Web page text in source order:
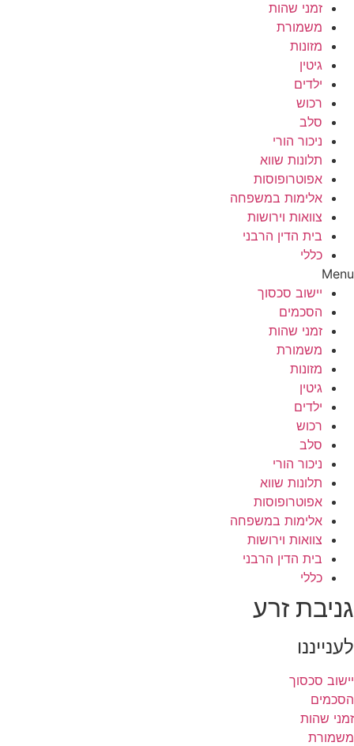
זמני שהות
משמורת
מזונות
גיטין
ילדים
רכוש
סלב
ניכור הורי
תלונות שווא
אפוטרופוסות
אלימות במשפחה
צוואות וירושות
בית הדין הרבני
כללי
Menu
יישוב סכסוך
הסכמים
זמני שהות
משמורת
מזונות
גיטין
ילדים
רכוש
סלב
ניכור הורי
תלונות שווא
אפוטרופוסות
אלימות במשפחה
צוואות וירושות
בית הדין הרבני
כללי
גניבת זרע
לענייננו
יישוב סכסוך
הסכמים
זמני שהות
משמורת